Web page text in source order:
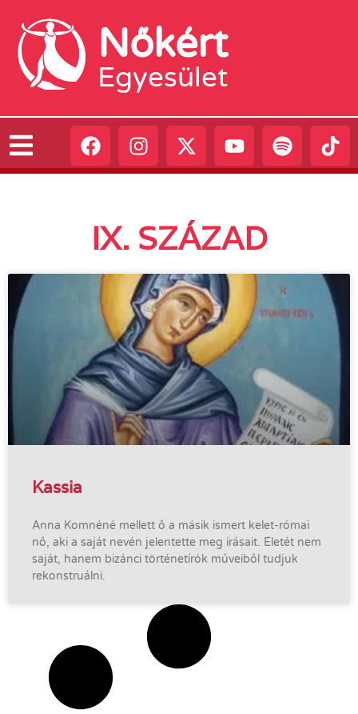
Nőkért
Egyesület
IX. SZÁZAD
Kassia
Anna Komnéné mellett ő a másik ismert kelet-római
nő, aki a saját nevén jelentette meg írásait. Életét nem
saját, hanem bizánci történetírók műveiből tudjuk
rekonstruálni.